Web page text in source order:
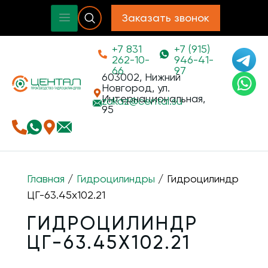
Заказать звонок
+7 831
262-10-
66
+7 (915)
946-41-
97
603002, Нижний
Новгород, ул.
Интернациональная,
95
zakaz@cental.su
Главная / Гидроцилиндры / Гидроцилиндр
ЦГ-63.45х102.21
ГИДРОЦИЛИНДР
ЦГ-63.45Х102.21